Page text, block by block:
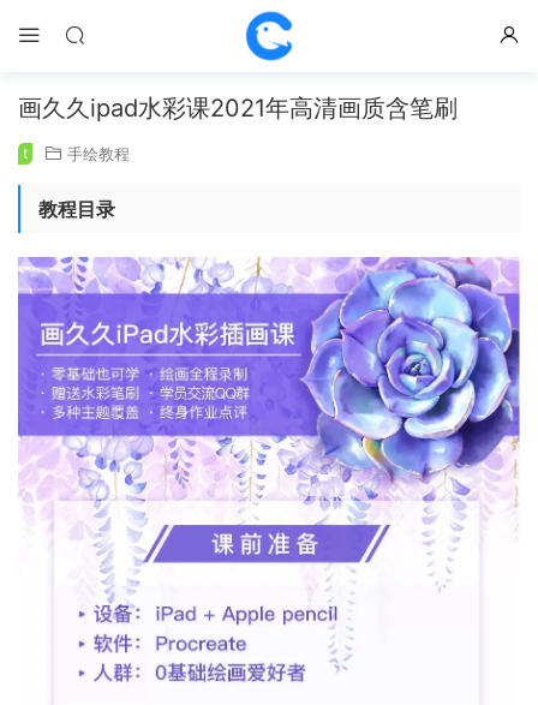
画久久ipad水彩课2021年高清画质含笔刷
t 手绘教程
教程目录